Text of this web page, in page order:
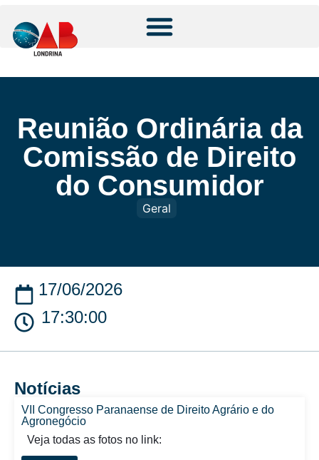
Reunião Ordinária da
Comissão de Direito
do Consumidor
Geral
17/06/2026
17:30:00
Notícias
VII Congresso Paranaense de Direito Agrário e do
Agronegócio
Veja todas as fotos no link: